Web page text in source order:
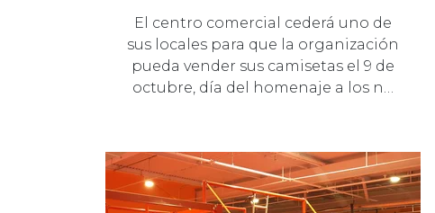
El centro comercial cederá uno de
sus locales para que la organización
pueda vender sus camisetas el 9 de
octubre, día del homenaje a los n…